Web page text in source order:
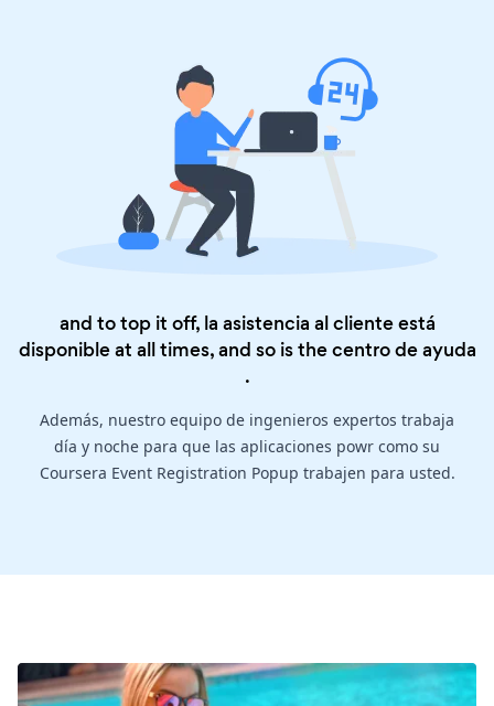
and to top it off, la asistencia al cliente está
disponible at all times, and so is thecentro de ayuda
.
Además, nuestro equipo de ingenieros expertos trabaja
día y noche para que las aplicaciones powr como su
Coursera Event Registration Popup trabajen para usted.